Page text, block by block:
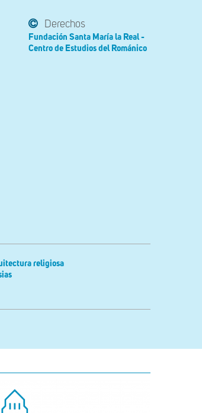
Derechos
Fundación Santa María la Real -
Centro de Estudios del Románico
religiosa